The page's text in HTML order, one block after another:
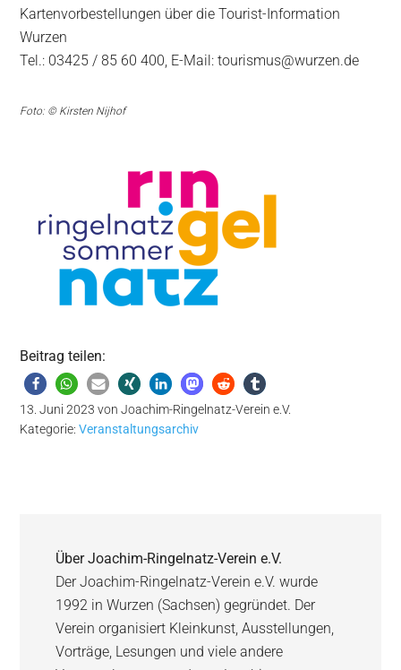
Kartenvorbestellungen über die Tourist-Information
Wurzen
Tel.: 03425 / 85 60 400, E-Mail: tourismus@wurzen.de
Foto: © Kirsten Nijhof
Beitrag teilen:
13. Juni 2023 vonJoachim-Ringelnatz-Verein e.V.
Kategorie:Veranstaltungsarchiv
ÜberJoachim-Ringelnatz-Verein e.V.
Der Joachim-Ringelnatz-Verein e.V. wurde
1992 in Wurzen (Sachsen) gegründet. Der
Verein organisiert Kleinkunst, Ausstellungen,
Vorträge, Lesungen und viele andere